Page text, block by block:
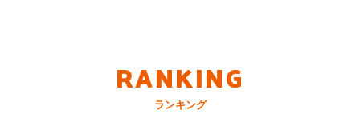
RANKING
ランキング